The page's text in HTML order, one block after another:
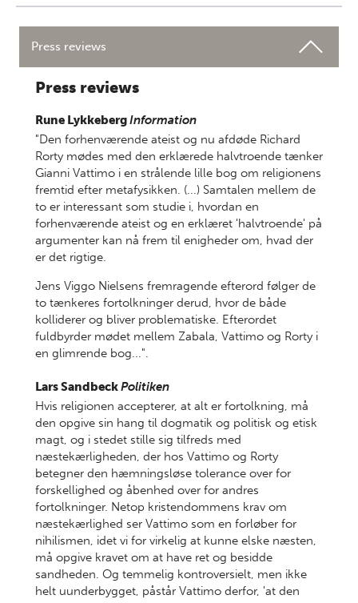
Press reviews
Press reviews
Rune LykkebergInformation
"Den forhenværende ateist og nu afdøde Richard
Rorty mødes med den erklærede halvtroende tænker
Gianni Vattimo i en strålende lille bog om religionens
fremtid efter metafysikken. (...) Samtalen mellem de
to er interessant som studie i, hvordan en
forhenværende ateist og en erklæret 'halvtroende' på
argumenter kan nå frem til enigheder om, hvad der
er det rigtige.
Jens Viggo Nielsens fremragende efterord følger de
to tænkeres fortolkninger derud, hvor de både
kolliderer og bliver problematiske. Efterordet
fuldbyrder mødet mellem Zabala, Vattimo og Rorty i
en glimrende bog...".
Lars SandbeckPolitiken
Hvis religionen accepterer, at alt er fortolkning, må
den opgive sin hang til dogmatik og politisk og etisk
magt, og i stedet stille sig tilfreds med
næstekærligheden, der hos Vattimo og Rorty
betegner den hæmningsløse tolerance over for
forskellighed og åbenhed over for andres
fortolkninger. Netop kristendommens krav om
næstekærlighed ser Vattimo som en forløber for
nihilismen, idet vi for virkelig at kunne elske næsten,
må opgive kravet om at have ret og besidde
sandheden. Og temmelig kontroversielt, men ikke
helt uunderbygget, påstår Vattimo derfor, 'at den